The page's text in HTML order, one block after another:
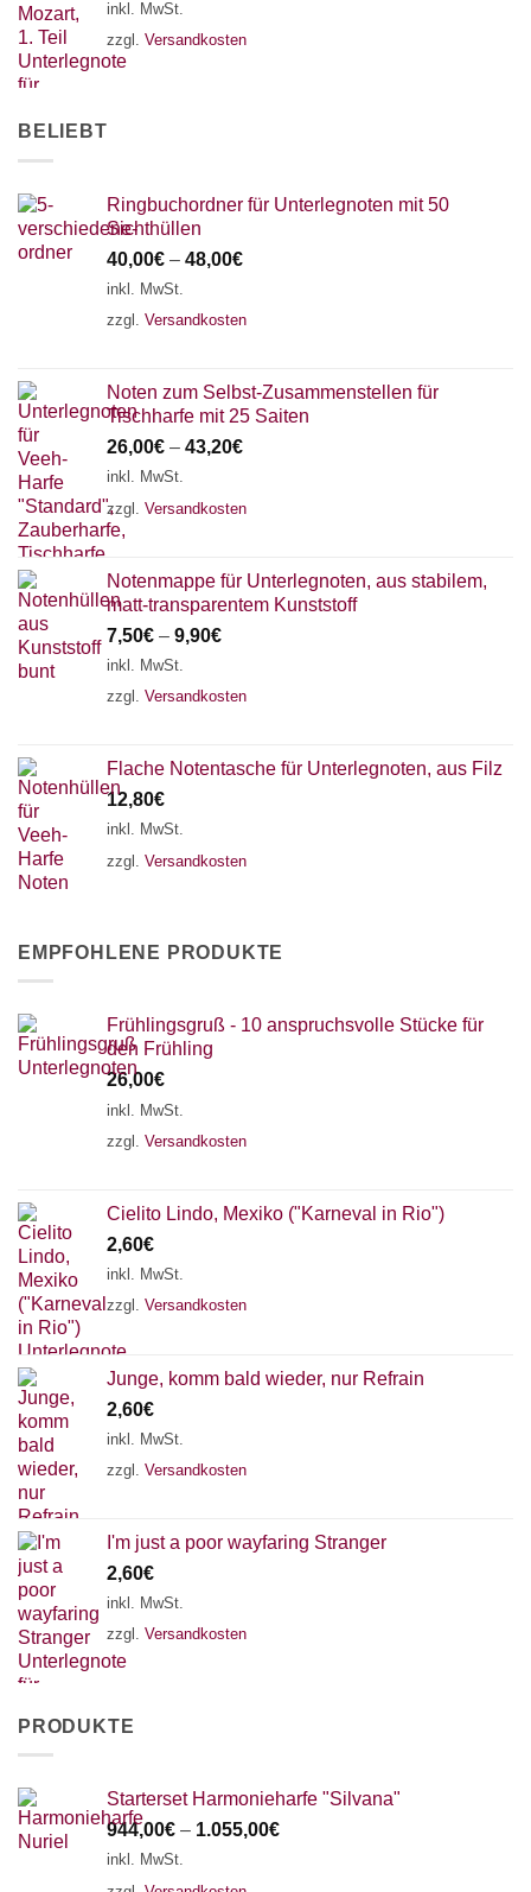
inkl. MwSt.
zzgl. Versandkosten
BELIEBT
Ringbuchordner für Unterlegnoten mit 50
Sichthüllen
40,00€ – 48,00€
inkl. MwSt.
zzgl. Versandkosten
Noten zum Selbst-Zusammenstellen für
Tischharfe mit 25 Saiten
26,00€ – 43,20€
inkl. MwSt.
zzgl. Versandkosten
Notenmappe für Unterlegnoten, aus stabilem,
matt-transparentem Kunststoff
7,50€ – 9,90€
inkl. MwSt.
zzgl. Versandkosten
Flache Notentasche für Unterlegnoten, aus Filz
12,80€
inkl. MwSt.
zzgl. Versandkosten
EMPFOHLENE PRODUKTE
Frühlingsgruß - 10 anspruchsvolle Stücke für
den Frühling
26,00€
inkl. MwSt.
zzgl. Versandkosten
Cielito Lindo, Mexiko ("Karneval in Rio")
2,60€
inkl. MwSt.
zzgl. Versandkosten
Junge, komm bald wieder, nur Refrain
2,60€
inkl. MwSt.
zzgl. Versandkosten
I'm just a poor wayfaring Stranger
2,60€
inkl. MwSt.
zzgl. Versandkosten
PRODUKTE
Starterset Harmonieharfe "Silvana"
944,00€ – 1.055,00€
inkl. MwSt.